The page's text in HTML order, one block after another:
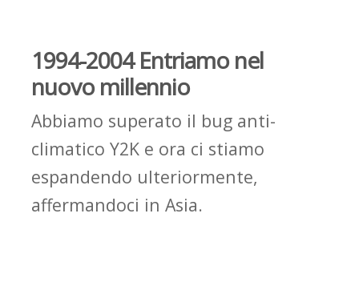
1994-2004 Entriamo nel
nuovo millennio
Abbiamo superato il bug anti-
climatico Y2K e ora ci stiamo
espandendo ulteriormente,
affermandoci in Asia.